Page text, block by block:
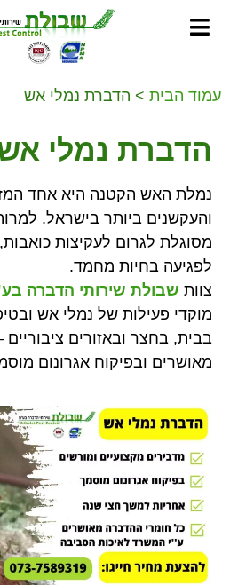
עמוד הבית > הדברת נמלי אש
הדברת נמלי
נמלת האש הקטנה היא אחד
והעקשנים ביותר בישראל.
מסוגלת לגרום לעקיצות
לפגיעה בחיות מחמד.
צוות שבולת שירותי הדברה
מוקדי פעילות של נמלי אש
בבית, בחצר ובאזורים
מאושרים ובפיקוח אגרונום